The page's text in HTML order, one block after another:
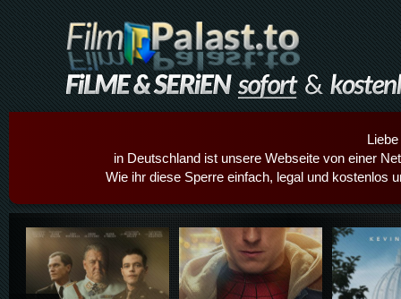
in Deutschland ist unsere Webseite von einer
Wie ihr diese Sperre einfach, legal und kostenlos
Details,Play Details,Play